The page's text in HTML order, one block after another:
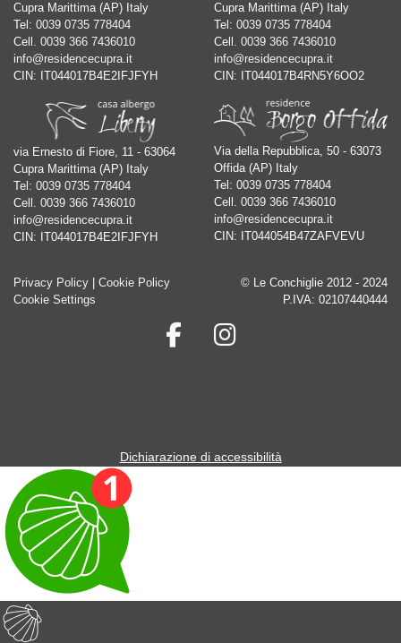
Cupra Marittima (AP) Italy
Tel: 0039 0735 778404
Cell. 0039 366 7436010
info@residencecupra.it
CIN: IT044017B4E2IFJFYH
Cupra Marittima (AP) Italy
Tel: 0039 0735 778404
Cell. 0039 366 7436010
info@residencecupra.it
CIN: IT044017B4RN5Y6OO2
via Ernesto di Fiore, 11 - 63064
Cupra Marittima (AP) Italy
Tel: 0039 0735 778404
Cell. 0039 366 7436010
info@residencecupra.it
CIN: IT044017B4E2IFJFYH
Via della Repubblica, 50 - 63073
Offida (AP) Italy
Tel: 0039 0735 778404
Cell. 0039 366 7436010
info@residencecupra.it
CIN: IT044054B47ZAFVEVU
Privacy Policy | Cookie Policy
Cookie Settings
© Le Conchiglie 2012 - 2024
P.IVA: 02107440444
Dichiarazione di accessibilità